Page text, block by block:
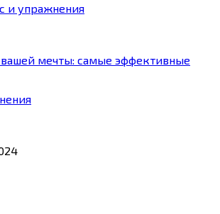
и упражнения
мечты: самые эффективные